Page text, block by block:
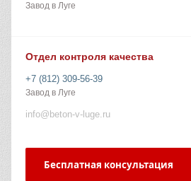
Завод в Луге
Отдел контроля качества
+7 (812) 309-56-39
Завод в Луге
info@beton-v-luge.ru
Бесплатная консультация